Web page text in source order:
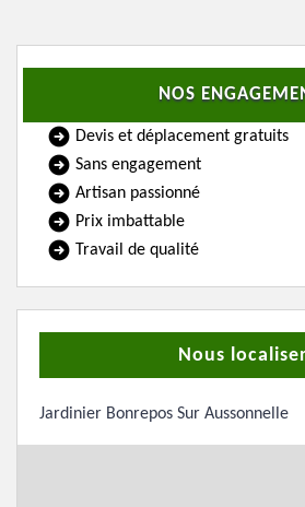
NOS
Devis et déplacement gratuits
Sans engagement
Artisan passionné
Prix imbattable
Travail de qualité
Nous localiser
Jardinier Bonrepos Sur Aussonnelle